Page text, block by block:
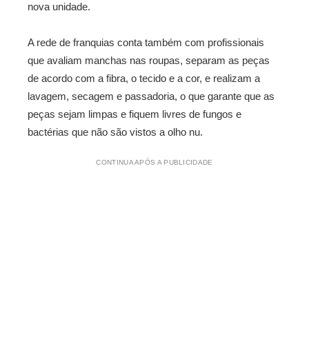
nova unidade.
A rede de franquias conta também com profissionais
que avaliam manchas nas roupas, separam as peças
de acordo com a fibra, o tecido e a cor, e realizam a
lavagem, secagem e passadoria, o que garante que as
peças sejam limpas e fiquem livres de fungos e
bactérias que não são vistos a olho nu.
CONTINUA APÓS A PUBLICIDADE